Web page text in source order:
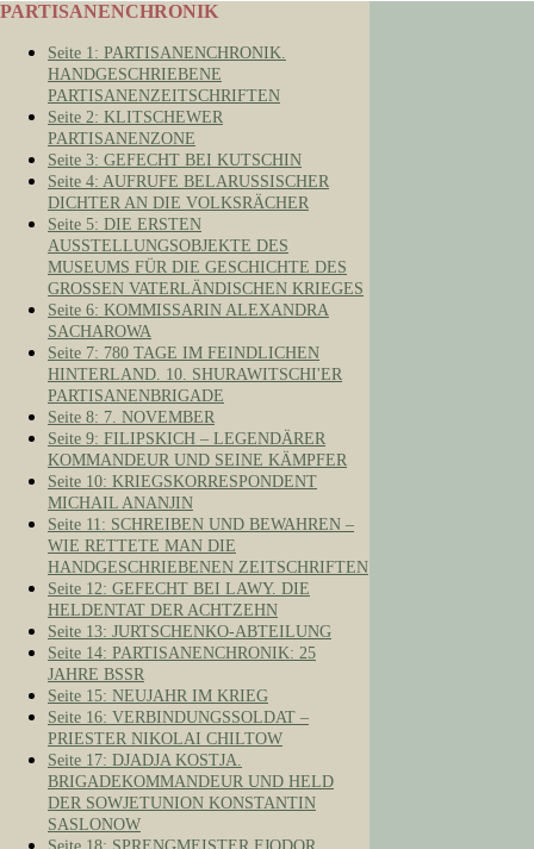
PARTISANENCHRONIK
Seite 1: PARTISANENCHRONIK.
HANDGESCHRIEBENE
PARTISANENZEITSCHRIFTEN
Seite 2: KLITSCHEWER
PARTISANENZONE
Seite 3: GEFECHT BEI KUTSCHIN
Seite 4: AUFRUFE BELARUSSISCHER
DICHTER AN DIE VOLKSRÄCHER
Seite 5: DIE ERSTEN
AUSSTELLUNGSOBJEKTE DES
MUSEUMS FÜR DIE GESCHICHTE DES
GROSSEN VATERLÄNDISCHEN KRIEGES
Seite 6: KOMMISSARIN ALEXANDRA
SACHAROWA
Seite 7: 780 TAGE IM FEINDLICHEN
HINTERLAND. 10. SHURAWITSCHI'ER
PARTISANENBRIGADE
Seite 8: 7. NOVEMBER
Seite 9: FILIPSKICH – LEGENDÄRER
KOMMANDEUR UND SEINE KÄMPFER
Seite 10: KRIEGSKORRESPONDENT
MICHAIL ANANJIN
Seite 11: SCHREIBEN UND BEWAHREN –
WIE RETTETE MAN DIE
HANDGESCHRIEBENEN ZEITSCHRIFTEN
Seite 12: GEFECHT BEI LAWY. DIE
HELDENTAT DER ACHTZEHN
Seite 13: JURTSCHENKO-ABTEILUNG
Seite 14: PARTISANENCHRONIK: 25
JAHRE BSSR
Seite 15: NEUJAHR IM KRIEG
Seite 16: VERBINDUNGSSOLDAT –
PRIESTER NIKOLAI CHILTOW
Seite 17: DJADJA KOSTJA.
BRIGADEKOMMANDEUR UND HELD
DER SOWJETUNION KONSTANTIN
SASLONOW